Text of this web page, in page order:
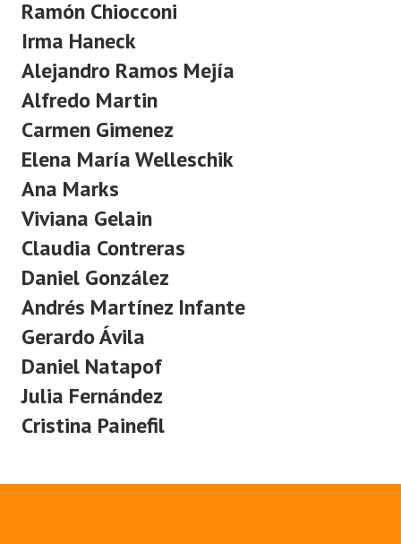
LEGISLACIÓN
Constitución Nacional
Carta Orgánica 2007
Reglamento Interno
Digesto
DOCUMENTOS
Informes de Gestión
Dictámenes Asesoría Letrada
Actas de Sesión
Ramón Chiocconi
Irma Haneck
Alejandro Ramos Mejía
Alfredo Martin
Carmen Gimenez
Elena María Welleschik
Ana Marks
Viviana Gelain
Claudia Contreras
Daniel González
Andrés Martínez Infante
Gerardo Ávila
Daniel Natapof
Julia Fernández
Cristina Painefil